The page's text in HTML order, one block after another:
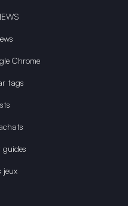
Chrome
tags
guides
jeux